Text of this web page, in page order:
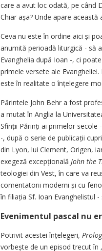
care a avut loc odată, pe când
Chiar așa? Unde apare
Ceva nu este în ordine aici și
anumită perioadă liturgică - să
Evanghelia după Ioan -, ci
primele versete ale
este în realitate o înțelegere
Părintele John Behr a fost
a mutat în Anglia la
Sfinții Părinți ai primelor
-, după o serie de publicații
din Lyon, lui Clement, Origen,
exegeză excepțională John the
teologiei din Vest, în care va
comentatorii moderni și cu
în filiația Sf. Ioan Evanghelistul
Evenimentul pascal nu
Potrivit acestei înțelegeri,
vorbește de un episod trecut în